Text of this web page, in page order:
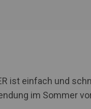
ist einfach und
im Sommer